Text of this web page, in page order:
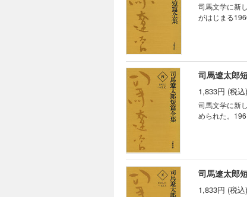
司馬文学に新
がはじまる
司馬遼太郎
1,833円 (税込)
司馬文学に新
められた。
司馬遼太郎
1,833円 (税込)